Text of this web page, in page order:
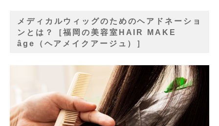
メディカルウィッグのためのヘアドネーショ
ンとは？［福岡の美容室HAIR MAKE
âge（ヘアメイクアージュ）］